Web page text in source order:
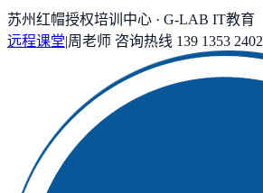
苏州红帽授权培训中心 · G-LAB IT教育
远程课堂|周老师 咨询热线 139 1353 2402